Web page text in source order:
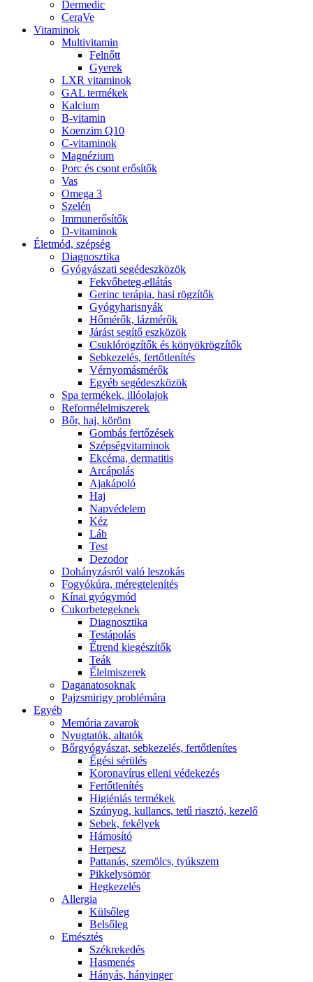
Dermedic
CeraVe
Vitaminok
Multivitamin
Felnőtt
Gyerek
LXR vitaminok
GAL termékek
Kalcium
B-vitamin
Koenzim Q10
C-vitaminok
Magnézium
Porc és csont erősítők
Vas
Omega 3
Szelén
Immunerősítők
D-vitaminok
Életmód, szépség
Diagnosztika
Gyógyászati segédeszközök
Fekvőbeteg-ellátás
Gerinc terápia, hasi rögzítők
Gyógyharisnyák
Hőmérők, lázmérők
Járást segítő eszközök
Csuklórögzítők és könyökrögzítők
Sebkezelés, fertőtlenítés
Vérnyomásmérők
Egyéb segédeszközök
Spa termékek, illóolajok
Reformélelmiszerek
Bőr, haj, köröm
Gombás fertőzések
Szépségvitaminok
Ekcéma, dermatitis
Arcápolás
Ajakápoló
Haj
Napvédelem
Kéz
Láb
Test
Dezodor
Dohányzásról való leszokás
Fogyókúra, méregtelenítés
Kínai gyógymód
Cukorbetegeknek
Diagnosztika
Testápolás
É́trend kiegészítők
Teák
É́lelmiszerek
Daganatosoknak
Pajzsmirigy problémára
Egyéb
Memória zavarok
Nyugtatók, altatók
Bőrgyógyászat, sebkezelés, fertőtlenítes
É́gési sérülés
Koronavírus elleni védekezés
Fertőtlenítés
Higiéniás termékek
Szúnyog, kullancs, tetű riasztó, kezelő
Sebek, fekélyek
Hámosító
Herpesz
Pattanás, szemölcs, tyúkszem
Pikkelysömör
Hegkezelés
Allergia
Külsőleg
Belsőleg
Emésztés
Székrekedés
Hasmenés
Hányás, hányinger